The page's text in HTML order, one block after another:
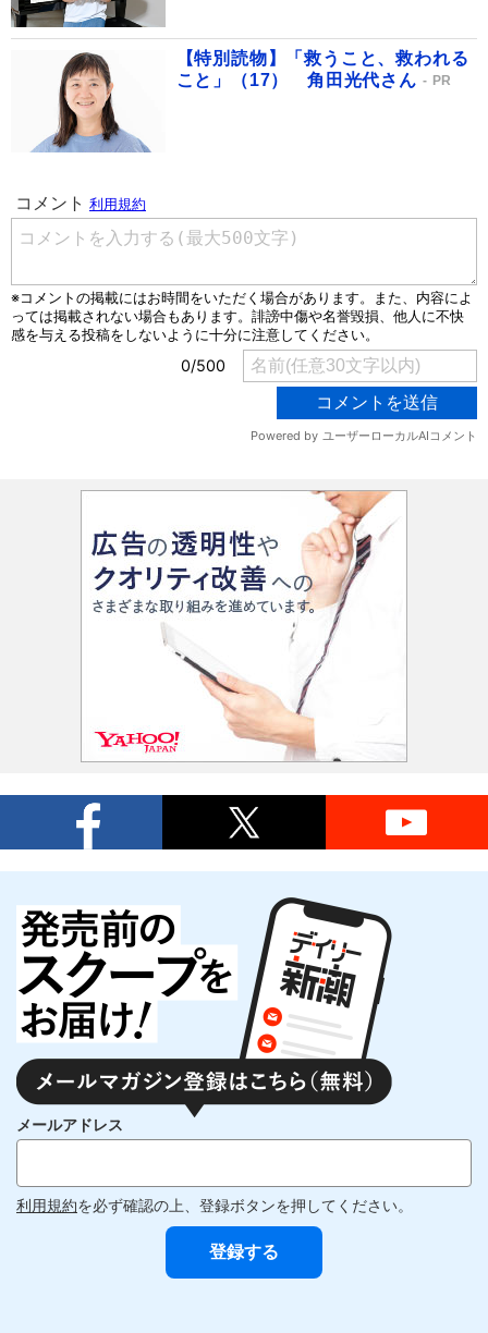
【特別読物】「救うこと、救われる
こと」（17） 角田光代さん
PR
メールアドレス
利用規約を必ず確認の上、登録ボタンを押してください。